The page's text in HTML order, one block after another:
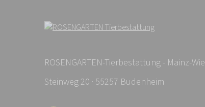
ROSENGARTEN-Tierbestattung - Mainz-
Steinweg 20 · 55257 Budenheim